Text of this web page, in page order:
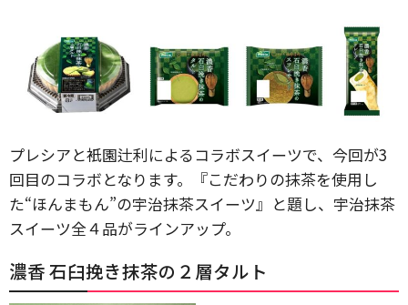
プレシアと衹園辻利によるコラボスイーツで、今回が3
回目のコラボとなります。『こだわりの抹茶を使用し
た“ほんまもん”の宇治抹茶スイーツ』と題し、宇治抹茶
スイーツ全４品がラインアップ。
濃香 石臼挽き抹茶の２層タルト